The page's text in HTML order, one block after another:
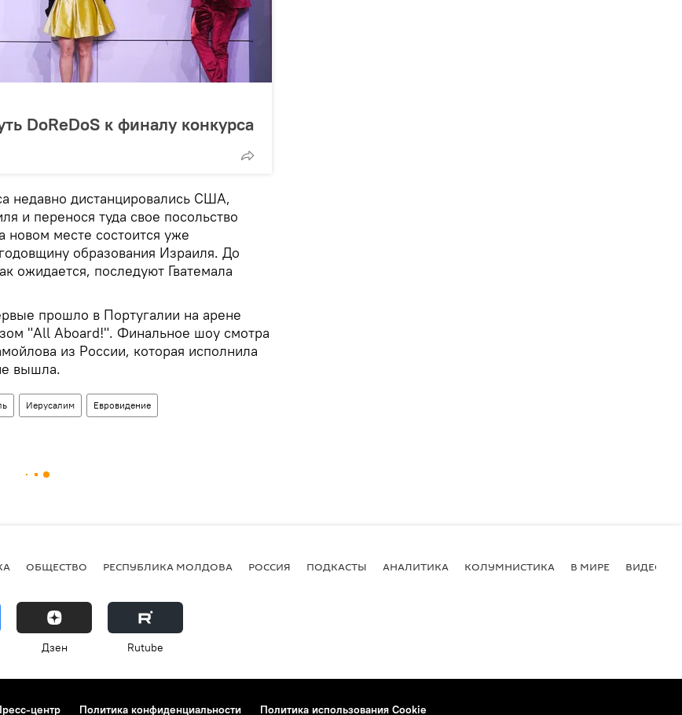
DoReDoS к финалу конкурса
недавно дистанцировались США,
и перенося туда свое посольство
новом месте состоится уже
образования Израиля. До
ожидается, последуют Гватемала
прошло в Португалии на арене
"All Aboard!". Финальное шоу смотра
из России, которая исполнила
вышла.
Иерусалим Евровидение
ОБЩЕСТВО РЕСПУБЛИКА МОЛДОВА РОССИЯ ПОДКАСТЫ АНАЛИТИКА КОЛУМНИСТИКА В МИРЕ ВИДЕО
Дзен Rutube
центр Политика конфиденциальности Политика использования Cookie